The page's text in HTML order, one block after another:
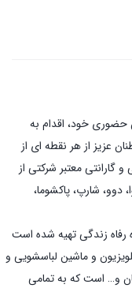
حضوری خود، اقدام به
عزیز از هر نقطه ای از
گارانتی معتبر شرکتی از
دوو، شارپ، پاکشوما،
رفاه زندگی تهیه شده است
و ماشین لباسشویی و
و… است که به تمامی